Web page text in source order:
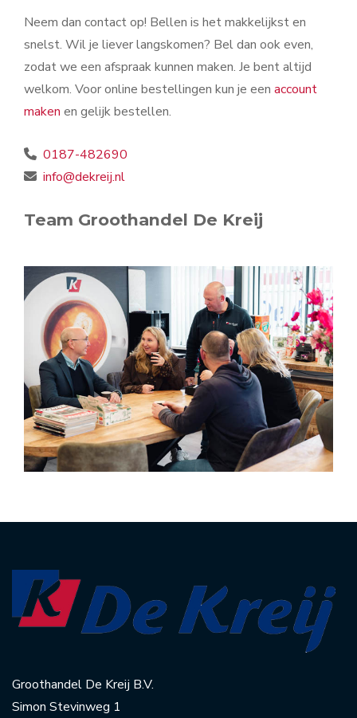
Neem dan contact op! Bellen is het makkelijkst en
snelst. Wil je liever langskomen? Bel dan ook even,
zodat we een afspraak kunnen maken. Je bent altijd
welkom. Voor online bestellingen kun je een account
maken en gelijk bestellen.
0187-482690
info@dekreij.nl
Team Groothandel De Kreij
Groothandel De Kreij B.V.
Simon Stevinweg 1